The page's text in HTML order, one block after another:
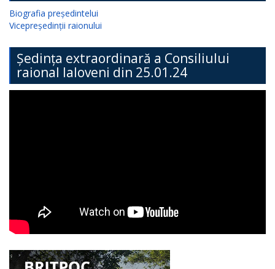
Biografia președintelui
Vicepreședinții raionului
Ședința extraordinară a Consiliului
raional Ialoveni din 25.01.24